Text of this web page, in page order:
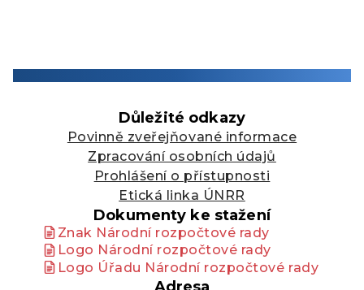
Důležité odkazy
Povinně zveřejňované informace
Zpracování osobních údajů
Prohlášení o přístupnosti
Etická linka ÚNRR
Dokumenty ke stažení
Znak Národní rozpočtové rady
Logo Národní rozpočtové rady
Logo Úřadu Národní rozpočtové rady